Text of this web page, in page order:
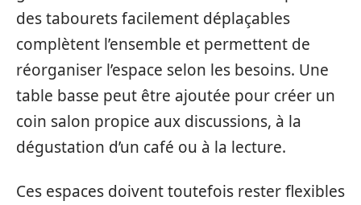
des tabourets facilement déplaçables
complètent l’ensemble et permettent de
réorganiser l’espace selon les besoins. Une
table basse peut être ajoutée pour créer un
coin salon propice aux discussions, à la
dégustation d’un café ou à la lecture.
Ces espaces doivent toutefois rester flexibles